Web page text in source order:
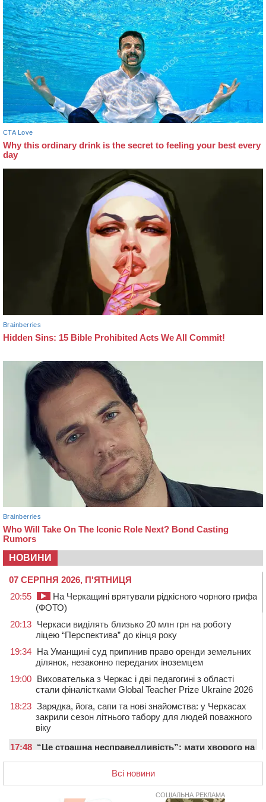
НОВИНИ
07 СЕРПНЯ 2026, П'ЯТНИЦЯ
20:55
На Черкащині врятували рідкісного чорного грифа
(ФОТО)
20:13 Черкаси виділять близько 20 млн грн на роботу
ліцею “Перспектива” до кінця року
19:34 На Уманщині суд припинив право оренди земельних
ділянок, незаконно переданих іноземцем
19:00 Вихователька з Черкас і дві педагогині з області
стали фіналістками Global Teacher Prize Ukraine 2026
18:23 Зарядка, йога, сапи та нові знайомства: у Черкасах
закрили сезон літнього табору для людей поважного
віку
17:48 “Це страшна несправедливість”: мати хворого на
ОВА виділити кошти на дороговартісні ліки
17:15 На Уманщині судитимуть колишню очільницю відділу
освіти через закупівлю електрики за завищеною
Всі новини
СОЦІАЛЬНА РЕКЛАМА